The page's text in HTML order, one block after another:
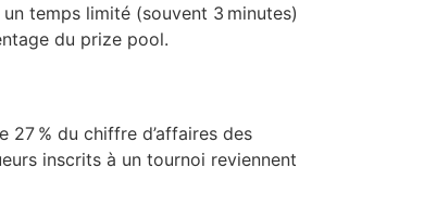
temps limité (souvent 3 minutes)
du prize pool.
% du chiffre d’affaires des
inscrits à un tournoi reviennent